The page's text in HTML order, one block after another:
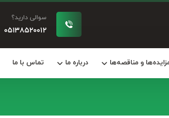
سوالی دارید؟
۰۵۱۳۸۵۲۰۰۱۲
و مناقصه‌ها درباره ما تماس با ما